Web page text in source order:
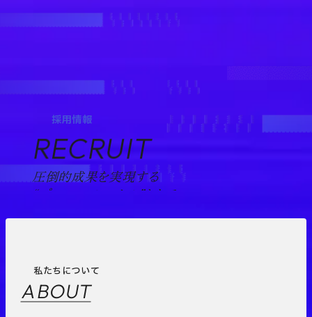
採用情報
RECRUIT
圧倒的成果を実現する
“プロフェッショナル”として。
私たちについて
ABOUT